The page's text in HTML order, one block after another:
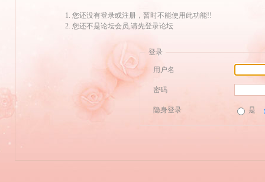
您还没有登录或注册，暂时不能使用此功能!!
您还不是论坛会员,请先登录论坛
登录
用户名
密码
隐身登录 是